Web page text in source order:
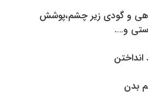
و گودی زیر چشم،پوشش
و….
بدن